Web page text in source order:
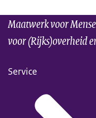
Maatwerk voor
voor (Rijks)overheid
Service